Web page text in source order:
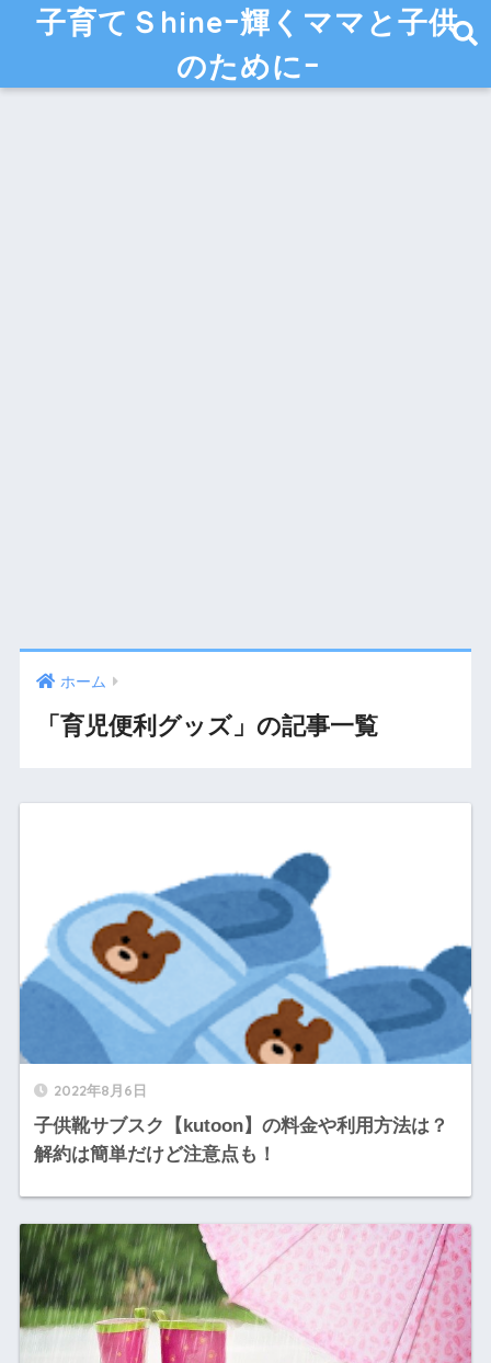
子育てＳhineｰ輝くママと子供
のためにｰ
ホーム
「育児便利グッズ」の記事一覧
2022年8月6日
子供靴サブスク【kutoon】の料金や利用方法は？
解約は簡単だけど注意点も！